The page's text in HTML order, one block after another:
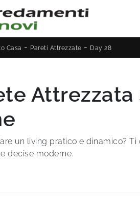
Casa - Pareti Attrezzate - Day 28
Attrezzata
un living pratico e dinamico?
decise moderne.